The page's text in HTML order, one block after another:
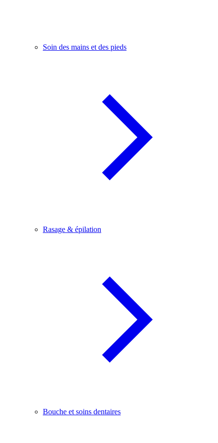
Soin des mains et des pieds
Rasage & épilation
Bouche et soins dentaires